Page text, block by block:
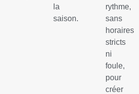
la
saison.
rythme,
sans
horaires
stricts
ni
foule,
pour
créer